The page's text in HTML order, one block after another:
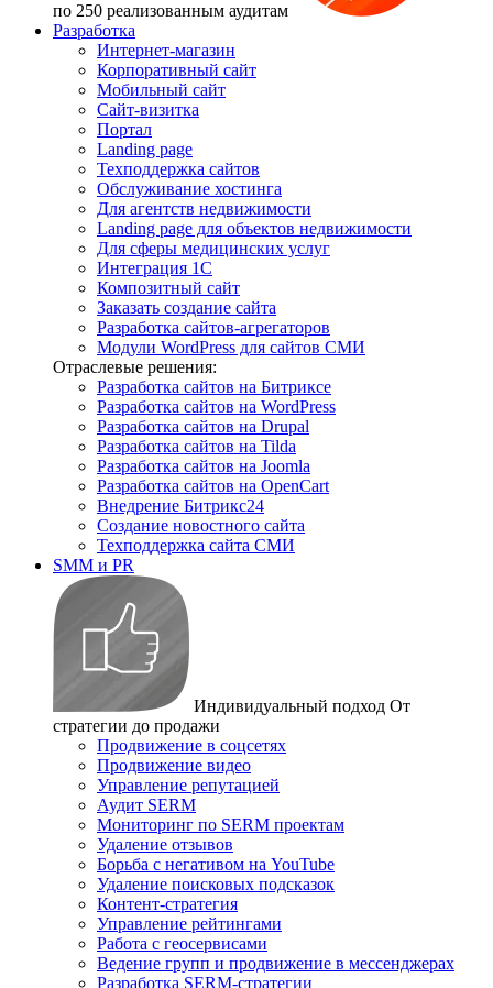
по 250 реализованным аудитам
Разработка
Интернет-магазин
Корпоративный сайт
Мобильный сайт
Сайт-визитка
Портал
Landing page
Техподдержка сайтов
Обслуживание хостинга
Для агентств недвижимости
Landing page для объектов недвижимости
Для сферы медицинских услуг
Интеграция 1С
Композитный сайт
Заказать создание сайта
Разработка сайтов-агрегаторов
Модули WordPress для сайтов СМИ
Отраслевые решения:
Разработка сайтов на Битриксе
Разработка сайтов на WordPress
Разработка сайтов на Drupal
Разработка сайтов на Tilda
Разработка сайтов на Joomla
Разработка сайтов на OpenCart
Внедрение Битрикс24
Создание новостного сайта
Техподдержка сайта СМИ
SMM и PR
Индивидуальный подход От
стратегии до продажи
Продвижение в соцсетях
Продвижение видео
Управление репутацией
Аудит SERM
Мониторинг по SERM проектам
Удаление отзывов
Борьба с негативом на YouTube
Удаление поисковых подсказок
Контент-стратегия
Управление рейтингами
Работа с геосервисами
Ведение групп и продвижение в мессенджерах
Разработка SERM-стратегии